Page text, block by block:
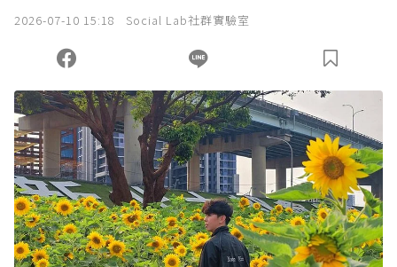
2026-07-10 15:18 Social Lab社群實驗室